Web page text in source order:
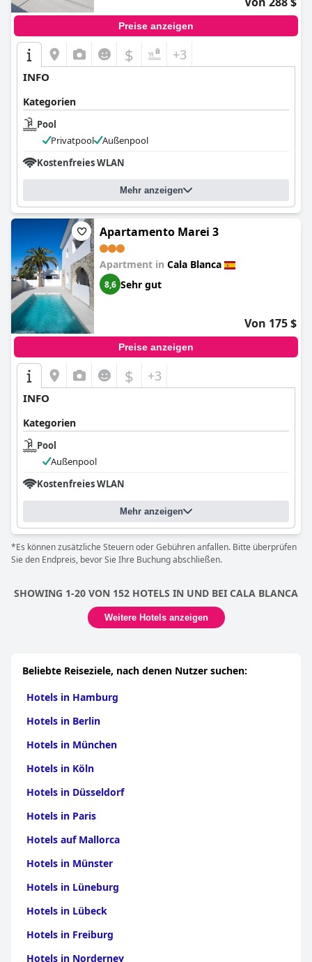
Preise anzeigen
$ +3
INFO
Kategorien
Pool
Privatpool
Außenpool
Kostenfreies WLAN
Mehr anzeigen
Apartamento Marei 3
Apartment in Cala Blanca
8,6 Sehr gut
Von 175 $
Preise anzeigen
$ +3
INFO
Kategorien
Pool
Außenpool
Kostenfreies WLAN
Mehr anzeigen
*Es können zusätzliche Steuern oder Gebühren anfallen. Bitte überprüfen
Sie den Endpreis, bevor Sie Ihre Buchung abschließen.
SHOWING 1-20 VON 152 HOTELS IN UND BEI CALA BLANCA
Weitere Hotels anzeigen
Beliebte Reiseziele, nach denen Nutzer suchen:
Hotels in Hamburg
Hotels in Berlin
Hotels in München
Hotels in Köln
Hotels in Düsseldorf
Hotels in Paris
Hotels auf Mallorca
Hotels in Münster
Hotels in Lüneburg
Hotels in Lübeck
Hotels in Freiburg
Hotels in Norderney